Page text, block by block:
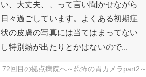
い、大丈夫、、って言い聞かせながら
日々過ごしています。よくある初期症
状の皮膚の写真には当てはまってない
し特別熱が出たりとかはないので...
72回目の拠点病院へ～恐怖の胃カメラpart2～